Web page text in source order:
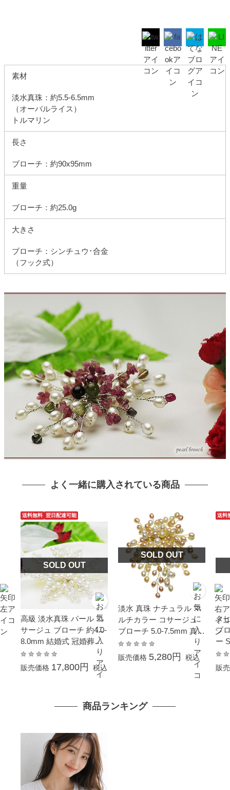
素材
淡水真珠：約5.5-6.5mm
（オーバルライス）
トルマリン
長さ
ブローチ：約90x95mm
重量
ブローチ：約25.0g
大きさ
ブローチ：シンチュウ･合金
（フック式）
よく一緒に購入されている商品
送料無料 翌日配達可能
SOLD OUT
高級 淡水真珠 パール コ
サージュ ブローチ 約4.0-
8.0mm 結婚式 冠婚葬祭
成人式 卒業式 入学式 母
の日 プレゼント 大ぶり
ギフト 贈り物 フォーマ
販売価格 17,800円 税込
SOLD OUT
淡水 真珠 ナチュラル マ
ルチカラー コサージュ
ブローチ 5.0-7.5mm 真珠
パール ギフト プレゼン
ト
販売価格 5,280円 税込
送料
タ
ブ
ー
販
商品ランキング